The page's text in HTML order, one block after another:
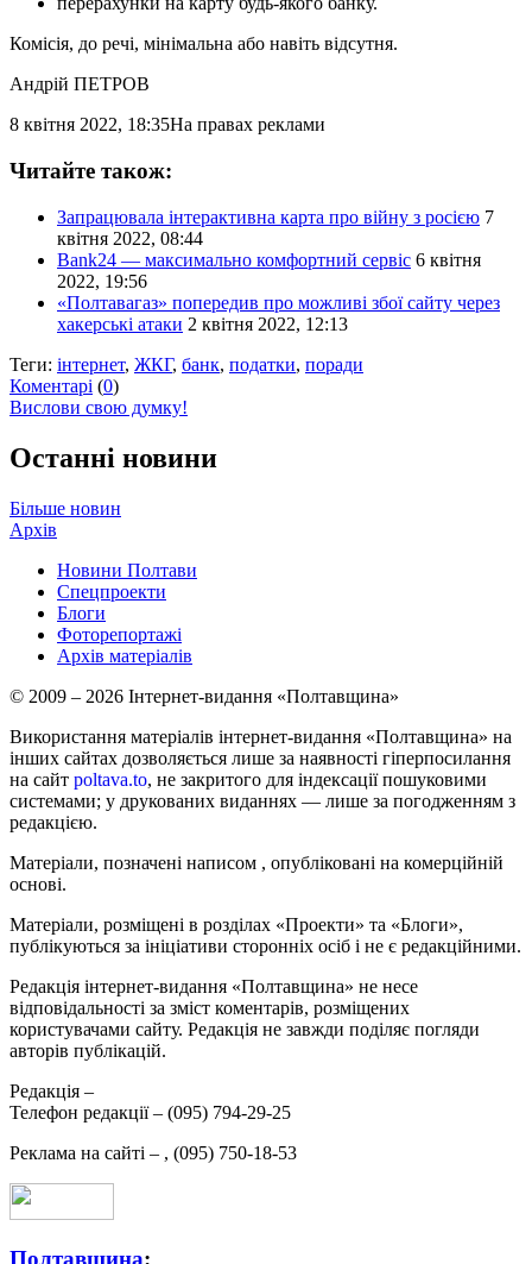
Комісія, до речі, мінімальна або навіть відсутня.
Андрій ПЕТРОВ
8 квітня 2022, 18:35На правах реклами
Читайте також:
Запрацювала інтерактивна карта про війну з росією 7
квітня 2022, 08:44
Bank24 — максимально комфортний сервіс 6 квітня
2022, 19:56
«Полтавагаз» попередив про можливі збої сайту через
хакерські атаки 2 квітня 2022, 12:13
Теги: інтернет, ЖКГ, банк, податки, поради
Коментарі (0)
Вислови свою думку!
Останні новини
Більше новин
Архів
Новини Полтави
Спецпроекти
Блоги
Фоторепортажі
Архів матеріалів
© 2009 – 2026 Інтернет-видання «Полтавщина»
Використання матеріалів інтернет-видання «Полтавщина» на
інших сайтах дозволяється лише за наявності гіперпосилання
на сайт poltava.to, не закритого для індексації пошуковими
системами; у друкованих виданнях — лише за погодженням з
редакцією.
Матеріали, позначені написом , опубліковані на комерційній
основі.
Матеріали, розміщені в розділах «Проекти» та «Блоги»,
публікуються за ініціативи сторонніх осіб і не є редакційними.
Редакція інтернет-видання «Полтавщина» не несе
відповідальності за зміст коментарів, розміщених
користувачами сайту. Редакція не завжди поділяє погляди
авторів публікацій.
Редакція –
Телефон редакції – (095) 794-29-25
Реклама на сайті – , (095) 750-18-53